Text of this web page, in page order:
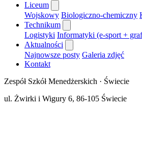
Liceum
Wojskowy Biologiczno-chemiczny
Technikum
Logistyki Informatyki (e-sport +
Aktualności
Najnowsze posty Galeria zdjęć
Kontakt
Zespół Szkół Menedżerskich · Świecie
ul. Żwirki i Wigury 6, 86-105 Świecie